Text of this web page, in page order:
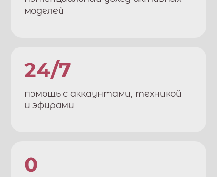
моделей
24/7
помощь с аккаунтами, техникой
и эфирами
0